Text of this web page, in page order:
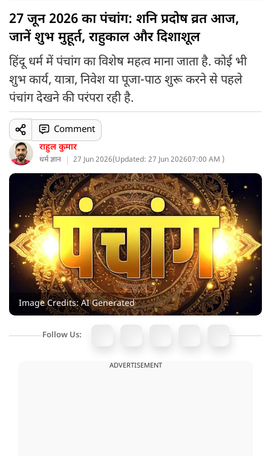
27 जून 2026 का पंचांग: शनि प्रदोष व्रत आज,
जानें शुभ मुहूर्त, राहुकाल और दिशाशूल
हिंदू धर्म में पंचांग का विशेष महत्व माना जाता है. कोई भी
शुभ कार्य, यात्रा, निवेश या पूजा-पाठ शुरू करने से पहले
पंचांग देखने की परंपरा रही है.
राहुल कुमार
धर्म ज्ञान 27 Jun 2026(Updated: 27 Jun 202607:00 AM )
Comment
Image Credits: AI Generated
Follow Us:
ADVERTISEMENT